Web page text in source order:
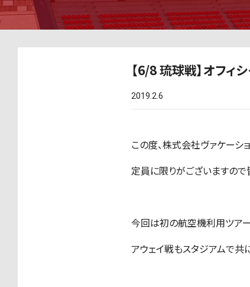
【6/8 琉球戦】オフィ
2019.2.6
この度、株式会社ヴァケーシ
定員に限りがございますの
今回は初の航空機利用ツアー
アウェイ戦もスタジアムで共